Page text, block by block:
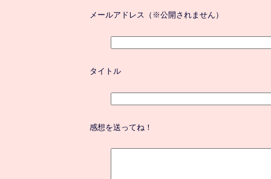
メールアドレス（※公開されません）
タイトル
感想を送ってね！